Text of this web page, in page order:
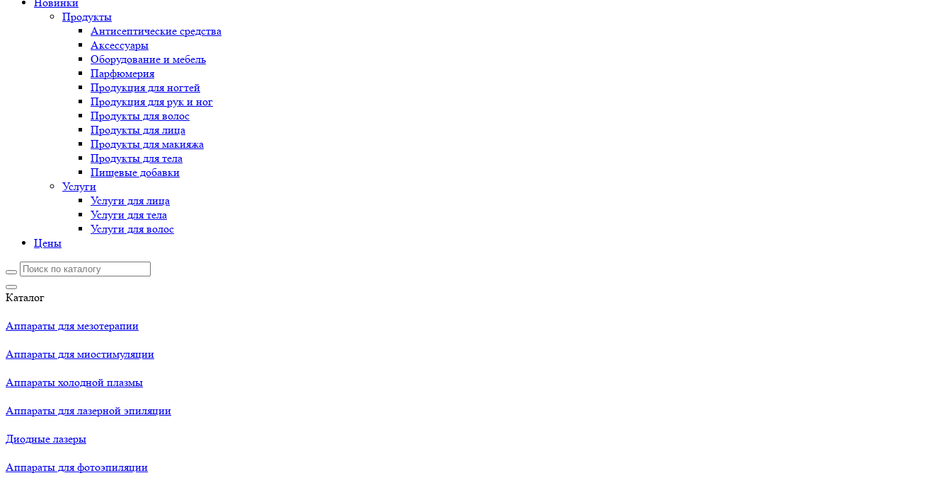
Продукты
Антисептические средства
Аксессуары
Оборудование и мебель
Парфюмерия
Продукция для ногтей
Продукция для рук и ног
Продукты для волос
Продукты для лица
Продукты для макияжа
Продукты для тела
Пищевые добавки
Услуги
Услуги для лица
Услуги для тела
Услуги для волос
Цены
Каталог
Аппараты для мезотерапии
Аппараты для миостимуляции
Аппараты холодной плазмы
Аппараты для лазерной эпиляции
Диодные лазеры
Аппараты для фотоэпиляции